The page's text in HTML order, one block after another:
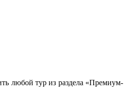
любой тур из раздела «Премиум-